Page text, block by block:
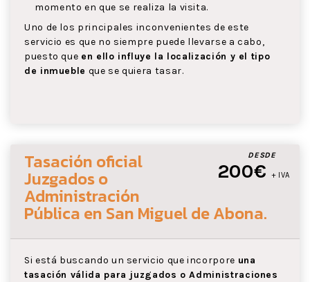
momento en que se realiza la visita.
Uno de los principales inconvenientes de este
servicio es que no siempre puede llevarse a cabo,
puesto que en ello influye la localización y el tipo
de inmueble que se quiera tasar.
DESDE
200€ + IVA
Tasación oficial
Juzgados o
Administración
Pública en San Miguel de Abona.
Si está buscando un servicio que incorpore una
tasación válida para juzgados o Administraciones